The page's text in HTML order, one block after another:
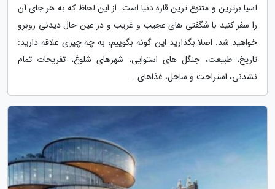
آسیا برترین و متنوع ترین قاره دنیا است. از این لحاظ که به هر جای آن
را سفر کنید با شگفتی های عجیب و غریب و در عین حال دیدنی روبرو
خواهید شد. اصلا بگذارید این گونه بگوییم، به چه چیزی علاقه دارید:
تاریخ، طبیعت، جنگل های استوایی، شهرهای شلوغ، تفریحات تمام
نشدنی، استراحت و ساحل، غذاهای...